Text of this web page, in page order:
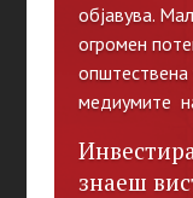
објавува.
огромен
општествена
медиумите
знаеш